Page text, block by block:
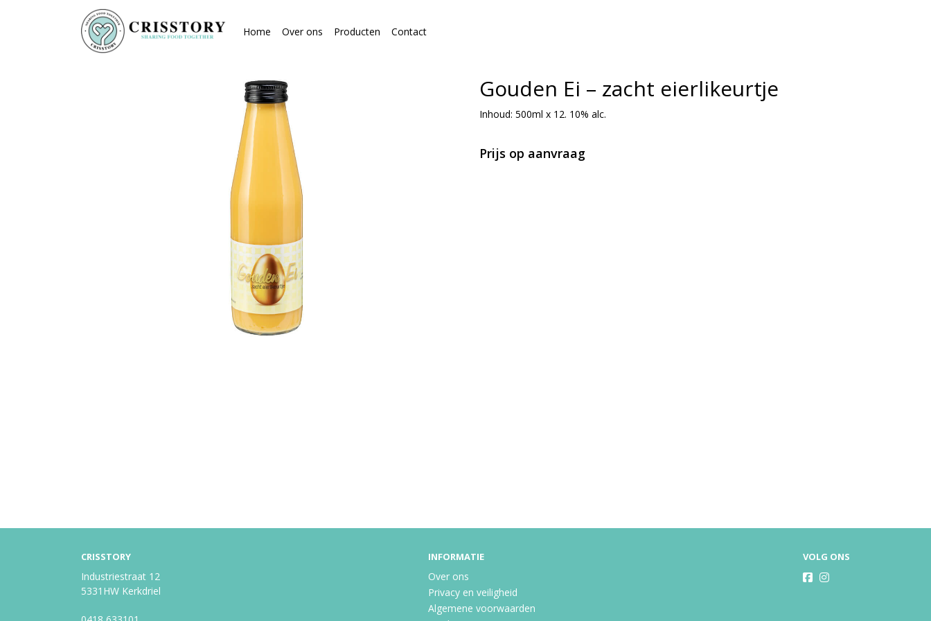
Home Over ons Producten Contact
Gouden Ei – zacht eierlikeurtje
Inhoud: 500ml x 12. 10% alc.
Prijs op aanvraag
CRISSTORY
Industriestraat 12
5331HW Kerkdriel
INFORMATIE
Over ons
Privacy en veiligheid
Algemene voorwaarden
VOLG ONS